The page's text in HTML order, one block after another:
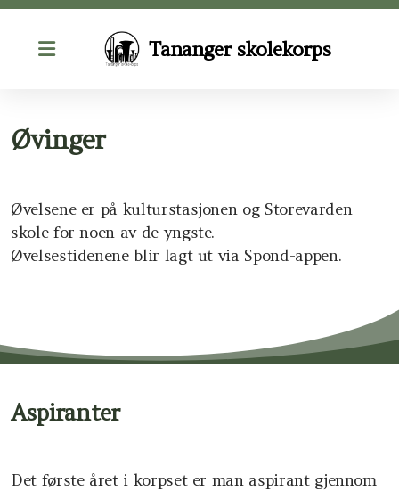
Tananger skolekorps
Øvinger
Øvelsene er på kulturstasjonen og Storevarden
skole for noen av de yngste.
Øvelsestidenene blir lagt ut via Spond-appen.
Aspiranter
Det første året i korpset er man aspirant gjennom
Dirigent/Instruktører
Styret
Øvinger
Dugnad
NMF